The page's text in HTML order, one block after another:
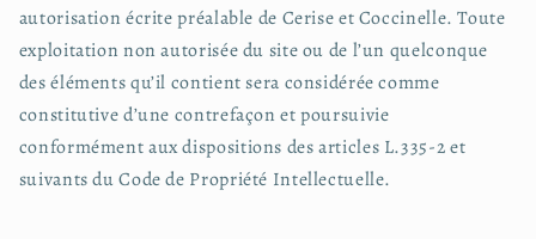
autorisation écrite préalable de Cerise et Coccinelle. Toute
exploitation non autorisée du site ou de l’un quelconque
des éléments qu’il contient sera considérée comme
constitutive d’une contrefaçon et poursuivie
conformément aux dispositions des articles L.335-2 et
suivants du Code de Propriété Intellectuelle.